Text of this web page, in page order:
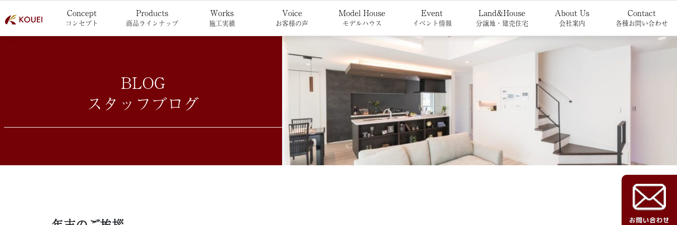
Concept
コンセプト
Products
商品ラインナップ
Works
施工実績
Voice
お客様の声
Model House
モデルハウス
Event
イベント情報
Land&House
分譲地・建売住宅
About Us
会社案内
Contact
各種お問い合わせ
BLOG
スタッフブログ